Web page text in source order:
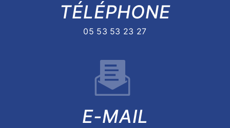
TÉLÉPHONE
05 53 53 23 27
E-MAIL